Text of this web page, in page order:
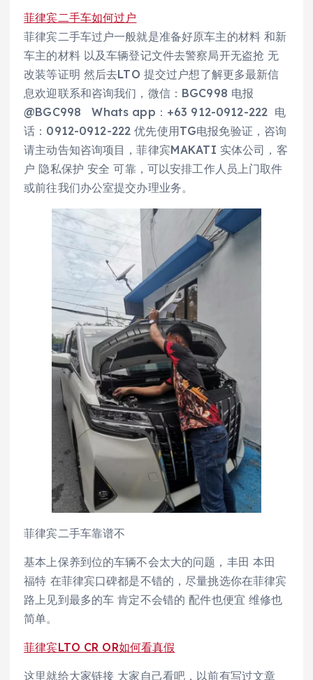
菲律宾二手车如何过户
菲律宾二手车过户一般就是准备好原车主的材料 和新
车主的材料 以及车辆登记文件去警察局开无盗抢 无
改装等证明 然后去LTO 提交过户想了解更多最新信
息欢迎联系和咨询我们，微信：BGC998 电报
@BGC998 Whats app：+63 912-0912-222 电
话：0912-0912-222 优先使用TG电报免验证，咨询
请主动告知咨询项目，菲律宾MAKATI 实体公司，客
户 隐私保护 安全 可靠，可以安排工作人员上门取件
或前往我们办公室提交办理业务。
菲律宾二手车靠谱不
基本上保养到位的车辆不会太大的问题，丰田 本田
福特 在菲律宾口碑都是不错的，尽量挑选你在菲律宾
路上见到最多的车 肯定不会错的 配件也便宜 维修也
简单。
菲律宾LTO CR OR如何看真假
这里就给大家链接 大家自己看吧，以前有写过文章